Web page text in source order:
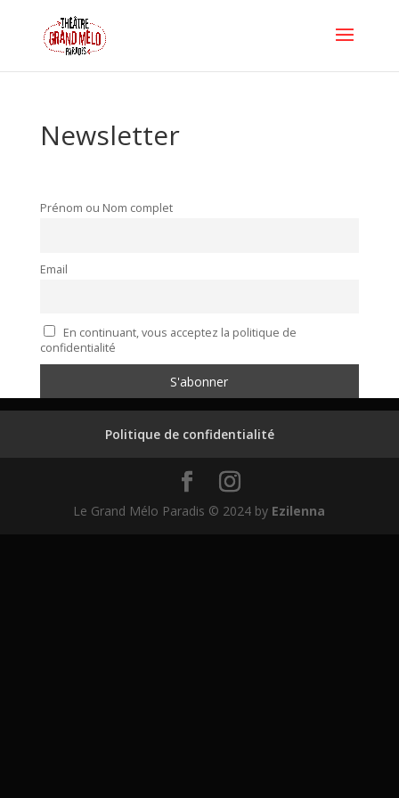
Newsletter
Prénom ou Nom complet
Email
En continuant, vous acceptez la politique de
confidentialité
Politique de confidentialité
Le Grand Mélo Paradis © 2024 by Ezilenna